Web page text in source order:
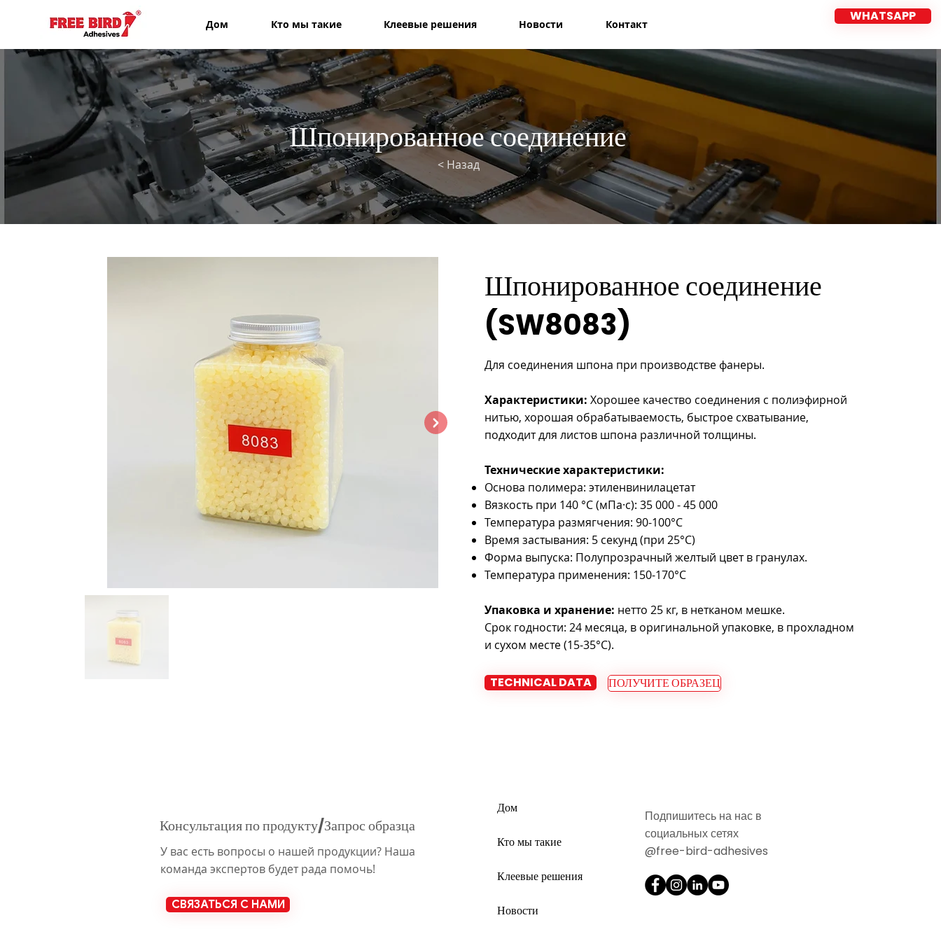
Дом Кто мы такие Клеевые решения Новости Контакт WHATSAPP
Шпонированное соединение
< Назад
Шпонированное соединение
(SW8083)
Для соединения шпона при производстве фанеры.
Характеристики: Хорошее качество соединения с полиэфирной
нитью, хорошая обрабатываемость, быстрое схватывание,
подходит для листов шпона различной толщины.
Технические характеристики:
Основа полимера: этиленвинилацетат
Вязкость при 140 °C (мПа·с): 35 000 - 45 000
Температура размягчения: 90-100°C
Время застывания: 5 секунд (при 25°C)
Форма выпуска: Полупрозрачный желтый цвет в гранулах.
Температура применения: 150-170°C
Упаковка и хранение: нетто 25 кг, в нетканом мешке.
Срок годности: 24 месяца, в оригинальной упаковке, в прохладном
и сухом месте (15-35°C).
TECHNICAL DATA ПОЛУЧИТЕ ОБРАЗЕЦ
Консультация по продукту/Запрос образца
У вас есть вопросы о нашей продукции? Наша
команда экспертов будет рада помочь!
СВЯЗАТЬСЯ С НАМИ
Дом
Кто мы такие
Клеевые решения
Новости
Подпишитесь на нас в
социальных сетях
@free-bird-adhesives